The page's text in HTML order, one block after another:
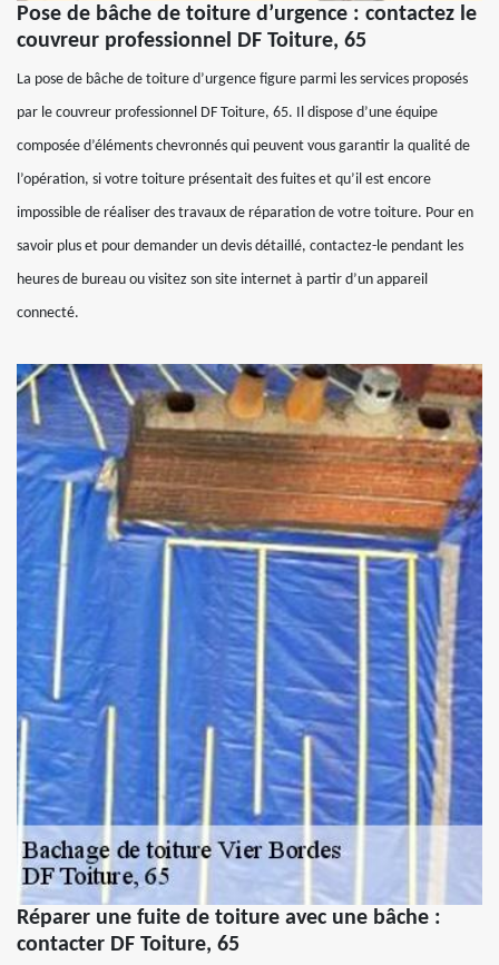
Pose de bâche de toiture d’urgence : contactez le
couvreur professionnel DF Toiture, 65
La pose de bâche de toiture d’urgence figure parmi les services proposés
par le couvreur professionnel DF Toiture, 65. Il dispose d’une équipe
composée d’éléments chevronnés qui peuvent vous garantir la qualité de
l’opération, si votre toiture présentait des fuites et qu’il est encore
impossible de réaliser des travaux de réparation de votre toiture. Pour en
savoir plus et pour demander un devis détaillé, contactez-le pendant les
heures de bureau ou visitez son site internet à partir d’un appareil
connecté.
Réparer une fuite de toiture avec une bâche :
contacter DF Toiture, 65